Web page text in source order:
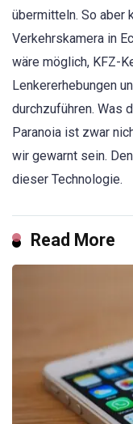
übermitteln. So aber
Verkehrskamera in
wäre möglich, KFZ-
Lenkererhebungen
durchzuführen. Was
Paranoia ist zwar
wir gewarnt sein.
dieser Technologie.
Read More